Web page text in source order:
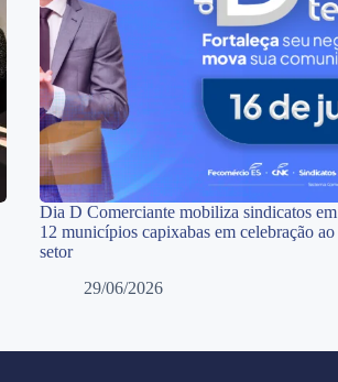
Dia D Comerciante mobiliza sindicatos em
12 municípios capixabas em celebração ao
setor
29/06/2026